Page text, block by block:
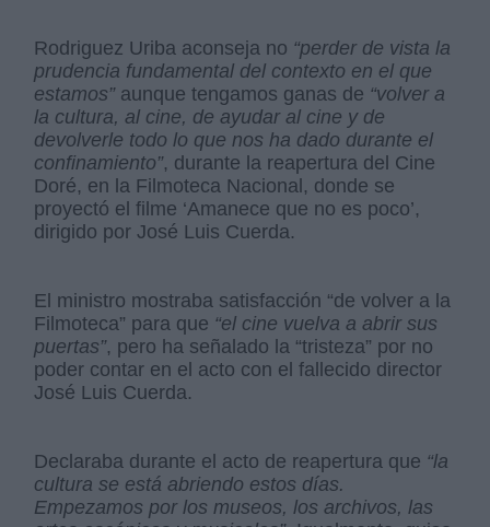
Rodriguez Uriba aconseja no “perder de vista la
prudencia fundamental del contexto en el que
estamos”aunque tengamos ganas de “volver a
la cultura, al cine, de ayudar al cine y de
devolverle todo lo que nos ha dado durante el
confinamiento”, durante la reapertura del Cine
Doré, en la Filmoteca Nacional, donde se
proyectó el filme ‘Amanece que no es poco’,
dirigido por José Luis Cuerda.
El ministro mostraba satisfacción “de volver a la
Filmoteca” para que “el cine vuelva a abrir sus
puertas”, pero ha señalado la “tristeza” por no
poder contar en el acto con el fallecido director
José Luis Cuerda.
Declaraba durante el acto de reapertura que “la
cultura se está abriendo estos días.
Empezamos por los museos, los archivos, las